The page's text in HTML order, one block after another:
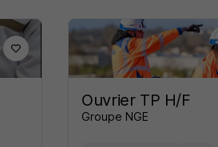
Ouvrier TP H/F
Groupe NGE